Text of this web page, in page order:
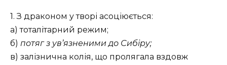
1. З драконом у творі асоціюється:
а) тоталітарний режим;
б) потяг з ув’язненими до Сибіру;
в) залізнична колія, що пролягала вздовж